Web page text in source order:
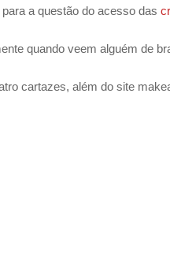
a questão do acesso das
quando veem alguém de
cartazes, além do site